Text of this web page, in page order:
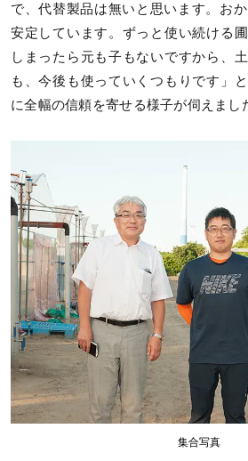
で、代替製品は無いと思います。お
安定しています。ずっと使い続ける
しまったら元も子もないですから、
も、今後も使っていくつもりです」
に全幅の信頼を寄せる様子が伺えまし
集合写真